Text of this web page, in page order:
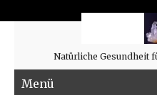
Natürliche Gesundheit
Menü